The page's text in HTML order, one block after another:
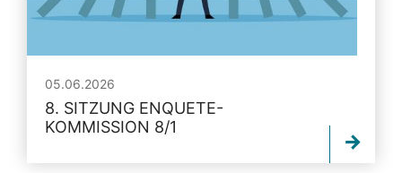
05.06.2026
8. SITZUNG ENQUETE-
KOMMISSION 8/1